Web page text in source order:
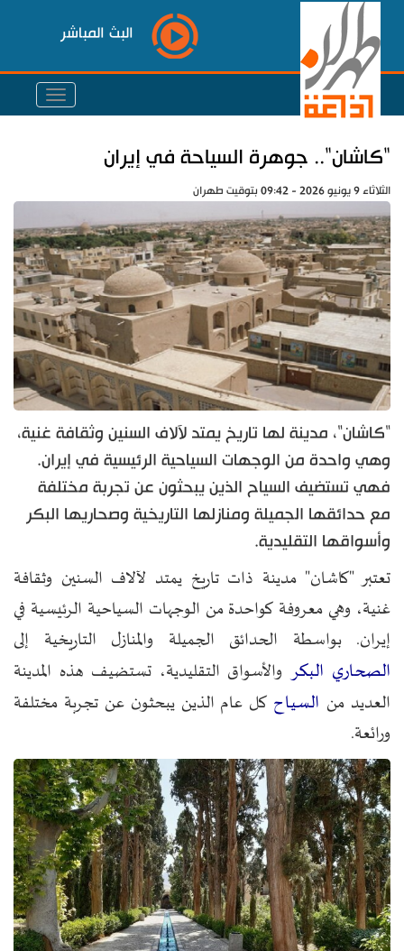
البث المباشر
"كاشان".. جوهرة السياحة في إيران
الثلاثاء 9 يونيو 2026 - 09:42 بتوقيت طهران
"كاشان"، مدينة لها تاريخ يمتد لآلاف السنين وثقافة غنية،
وهي واحدة من الوجهات السياحية الرئيسية في إيران.
فهي تستضيف السياح الذين يبحثون عن تجربة مختلفة
مع حدائقها الجميلة ومنازلها التاريخية وصحاريها البكر
وأسواقها التقليدية.
تعتبر "كاشان" مدينة ذات تاريخ يمتد لآلاف السنين وثقافة
غنية، وهي معروفة كواحدة من الوجهات السياحية الرئيسية في
إيران. بواسطة الحدائق الجميلة والمنازل التاريخية إلى
الصحاري البكروالأسواق التقليدية، تستضيف هذه المدينة
العديد من السياح كل عام الذين يبحثون عن تجربة مختلفة
ورائعة.